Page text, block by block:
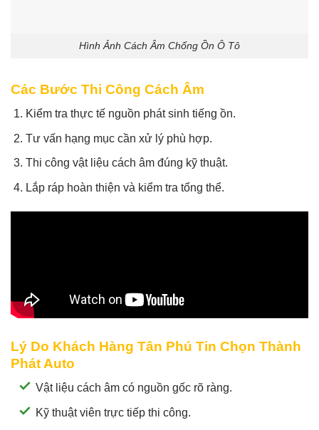
Hình Ảnh Cách Âm Chống Ồn Ô Tô
Các Bước Thi Công Cách Âm
Kiểm tra thực tế nguồn phát sinh tiếng ồn.
Tư vấn hạng mục cần xử lý phù hợp.
Thi công vật liệu cách âm đúng kỹ thuật.
Lắp ráp hoàn thiện và kiểm tra tổng thể.
Lý Do Khách Hàng Tân Phú Tin Chọn Thành
Phát Auto
Vật liệu cách âm có nguồn gốc rõ ràng.
Kỹ thuật viên trực tiếp thi công.